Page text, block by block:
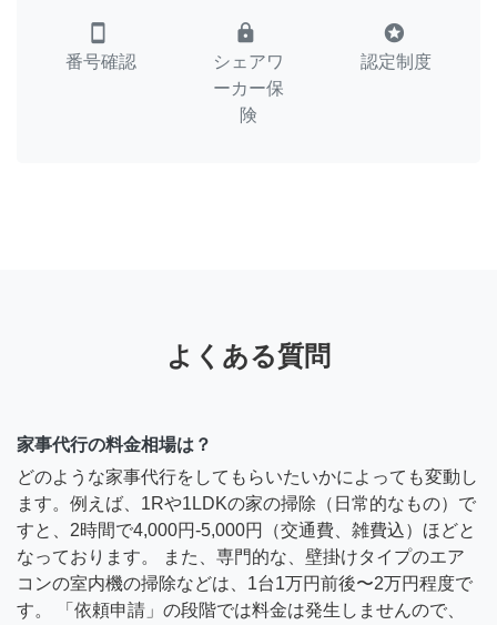
smartphone
番号確認
lock
シェアワ
ーカー保
険
stars
認定制度
よくある質問
家事代行の料金相場は？
どのような家事代行をしてもらいたいかによっても変動し
ます。例えば、1Rや1LDKの家の掃除（日常的なもの）で
すと、2時間で4,000円-5,000円（交通費、雑費込）ほどと
なっております。 また、専門的な、壁掛けタイプのエア
コンの室内機の掃除などは、1台1万円前後〜2万円程度で
す。 「依頼申請」の段階では料金は発生しませんので、